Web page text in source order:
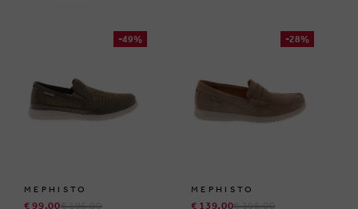
-49%
MEPHISTO
€ 99,00€ 195,00
-28%
MEPHISTO
€ 139,00€ 195,00